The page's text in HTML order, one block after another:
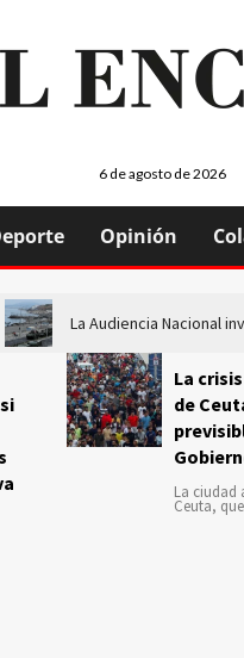
6 de agosto de 2026
Opinión
La Audiencia Nacional
La
de
La ciudad
Ceuta,